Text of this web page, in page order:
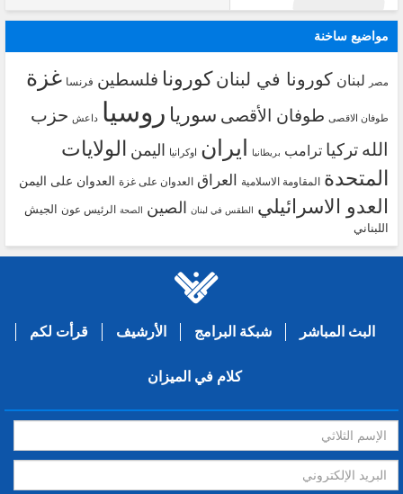
مواضيع ساخنة
مصر لبنان كورونا في لبنانكورونا فلسطين فرنسا غزة
طوفان الاقصى طوفان الأقصى سوريا روسيا داعش حزب
الله تركيا ترامب بريطانيا ايران اوكرانيا اليمن الولايات
المتحدة المقاومة الاسلامية العراق العدوان على غزة العدوان على اليمن
العدو الاسرائيلي الطقس في لبنان الصين الصحة الرئيس عون الجيش
اللبناني
البث المباشر شبكة البرامج الأرشيف قرأت لكم
كلام في الميزان